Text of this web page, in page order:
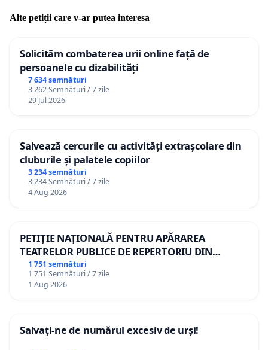
Alte petiții care v-ar putea interesa
Solicităm combaterea urii online față de
persoanele cu dizabilități
7 634 semnături
3 262 Semnături / 7 zile
29 Jul 2026
Salvează cercurile cu activități extrașcolare din
cluburile și palatele copiilor
3 234 semnături
3 234 Semnături / 7 zile
4 Aug 2026
PETIȚIE NAȚIONALĂ PENTRU APĂRAREA
TEATRELOR PUBLICE DE REPERTORIU DIN
ROMÂNIA
1 751 semnături
1 751 Semnături / 7 zile
1 Aug 2026
Salvați-ne de numărul excesiv de urși!